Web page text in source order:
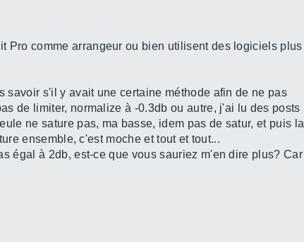
Pro comme arrangeur ou bien utilisent des logiciels plus
s'il y avait une certaine méthode afin de ne pas
de limiter, normalize à -0.3db ou autre, j'ai lu des posts
ne sature pas, ma basse, idem pas de satur, et puis la
ensemble, c'est moche et tout et tout...
égal à 2db, est-ce que vous sauriez m'en dire plus? Car